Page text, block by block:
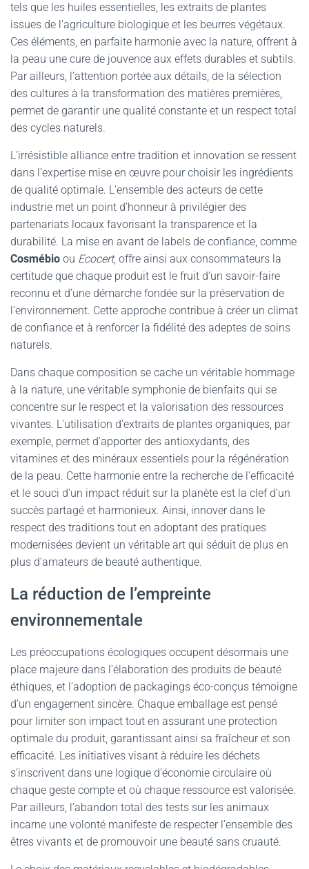
tels que les huiles essentielles, les extraits de plantes
issues de l’agriculture biologique et les beurres végétaux.
Ces éléments, en parfaite harmonie avec la nature, offrent à
la peau une cure de jouvence aux effets durables et subtils.
Par ailleurs, l’attention portée aux détails, de la sélection
des cultures à la transformation des matières premières,
permet de garantir une qualité constante et un respect total
des cycles naturels.
L’irrésistible alliance entre tradition et innovation se ressent
dans l’expertise mise en œuvre pour choisir les ingrédients
de qualité optimale. L’ensemble des acteurs de cette
industrie met un point d’honneur à privilégier des
partenariats locaux favorisant la transparence et la
durabilité. La mise en avant de labels de confiance, comme
Cosmébio ou Ecocert, offre ainsi aux consommateurs la
certitude que chaque produit est le fruit d’un savoir-faire
reconnu et d’une démarche fondée sur la préservation de
l’environnement. Cette approche contribue à créer un climat
de confiance et à renforcer la fidélité des adeptes de soins
naturels.
Dans chaque composition se cache un véritable hommage
à la nature, une véritable symphonie de bienfaits qui se
concentre sur le respect et la valorisation des ressources
vivantes. L’utilisation d’extraits de plantes organiques, par
exemple, permet d’apporter des antioxydants, des
vitamines et des minéraux essentiels pour la régénération
de la peau. Cette harmonie entre la recherche de l’efficacité
et le souci d’un impact réduit sur la planète est la clef d’un
succès partagé et harmonieux. Ainsi, innover dans le
respect des traditions tout en adoptant des pratiques
modernisées devient un véritable art qui séduit de plus en
plus d’amateurs de beauté authentique.
La réduction de l’empreinte
environnementale
Les préoccupations écologiques occupent désormais une
place majeure dans l’élaboration des produits de beauté
éthiques, et l’adoption de packagings éco-conçus témoigne
d’un engagement sincère. Chaque emballage est pensé
pour limiter son impact tout en assurant une protection
optimale du produit, garantissant ainsi sa fraîcheur et son
efficacité. Les initiatives visant à réduire les déchets
s’inscrivent dans une logique d’économie circulaire où
chaque geste compte et où chaque ressource est valorisée.
Par ailleurs, l’abandon total des tests sur les animaux
incarne une volonté manifeste de respecter l’ensemble des
êtres vivants et de promouvoir une beauté sans cruauté.